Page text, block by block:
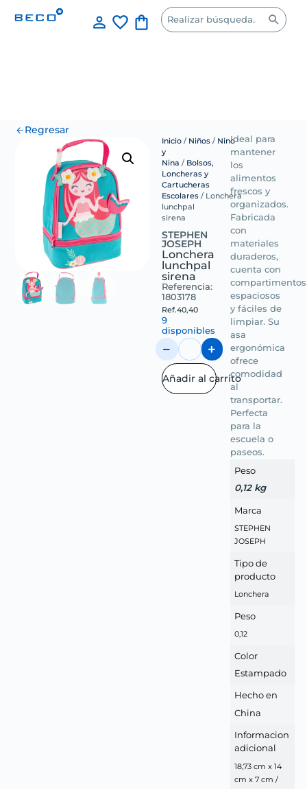
Regresar
Inicio / Niños / Nino
y
Nina / Bolsos,
Loncheras y
Cartucheras
Escolares / Lonchera
lunchpal
sirena
STEPHEN
JOSEPH
Lonchera
lunchpal
sirena
Referencia:
1803178
Ref.40,40
9
disponibles
Añadir al carrito
Ideal para
mantener
los
alimentos
frescos y
organizados.
Fabricada
con
materiales
duraderos,
cuenta con
compartimentos
espaciosos
y fáciles de
limpiar. Su
asa
ergonómica
ofrece
comodidad
al
transportar.
Perfecta
para la
escuela o
paseos.
Peso
0,12 kg
Marca
STEPHEN
JOSEPH
Tipo de
producto
Lonchera
Peso
0,12
Color
Estampado
Hecho en
China
Informacion
adicional
18,73 cm x 14
cm x 7 cm /